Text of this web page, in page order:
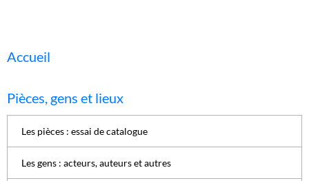
Accueil
Pièces, gens et lieux
Les pièces : essai de catalogue
Les gens : acteurs, auteurs et autres